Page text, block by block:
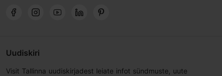
Uudiskiri
Visit Tallinna uudiskirjadest leiate infot sündmuste, uute